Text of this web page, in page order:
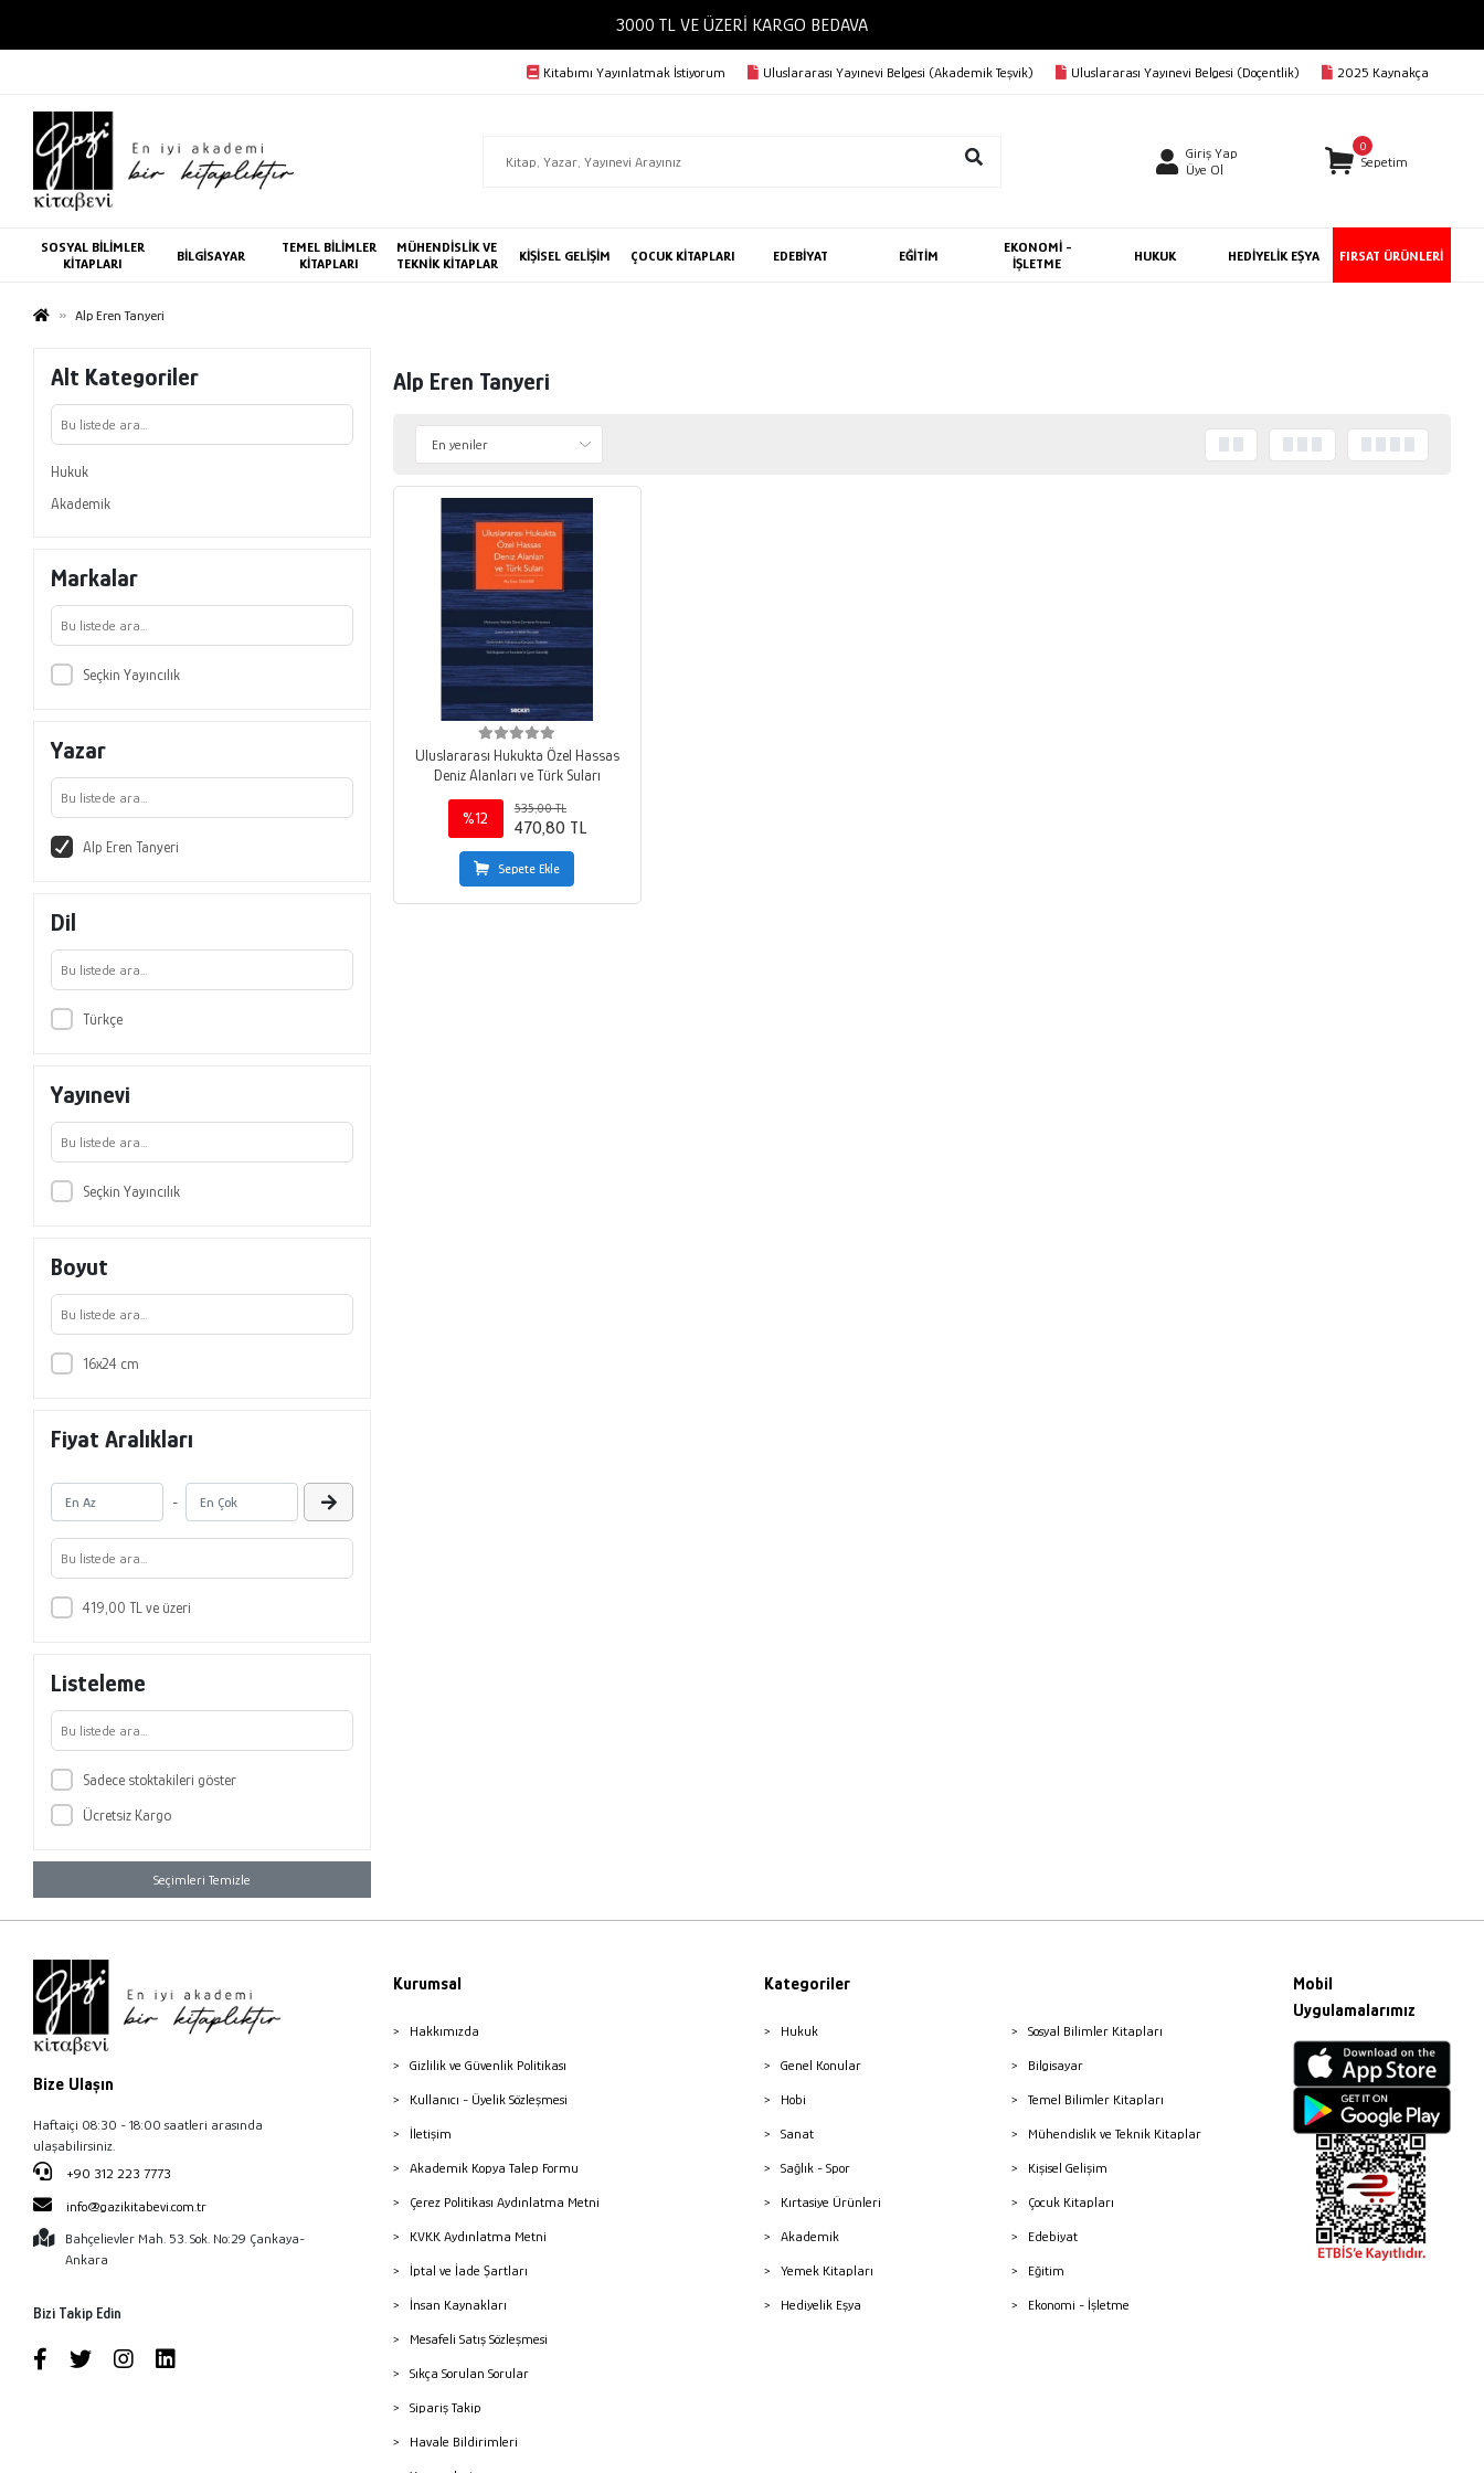
3000 TL VE ÜZERİ KARGO BEDAVA
Kitabımı Yayınlatmak İstiyorum Uluslararası Yayınevi Belgesi (Akademik Teşvik) Uluslararası Yayınevi Belgesi (Doçentlik) 2025 Kaynakça
Giriş Yap
Üye Ol
0
Sepetim
SOSYAL BİLİMLER
KİTAPLARI
BİLGİSAYAR
TEMEL BİLİMLER
KİTAPLARI
MÜHENDİSLİK VE
TEKNİK KİTAPLAR
KİŞİSEL GELİŞİM ÇOCUK KİTAPLARI EDEBİYAT EĞİTİM
EKONOMİ -
İŞLETME
HUKUK HEDİYELİK EŞYA FIRSAT ÜRÜNLERİ
Alp Eren Tanyeri
Alt Kategoriler
Hukuk
Akademik
Markalar
Seçkin Yayıncılık
Yazar
Alp Eren Tanyeri
Dil
Türkçe
Yayınevi
Seçkin Yayıncılık
Boyut
16x24 cm
Fiyat Aralıkları
-
419,00 TL ve üzeri
Listeleme
Sadece stoktakileri göster
Ücretsiz Kargo
Seçimleri Temizle
Alp Eren Tanyeri
Uluslararası Hukukta Özel Hassas
Deniz Alanları ve Türk Suları
%12
535,00 TL
470,80 TL
Sepete Ekle
Bize Ulaşın
Haftaiçi 08:30 - 18:00 saatleri arasında
ulaşabilirsiniz.
+90 312 223 7773
info@gazikitabevi.com.tr
Bahçelievler Mah. 53. Sok. No:29 Çankaya-
Ankara
Bizi Takip Edin
Kurumsal
Hakkımızda
Gizlilik ve Güvenlik Politikası
Kullanıcı - Üyelik Sözleşmesi
İletişim
Akademik Kopya Talep Formu
Çerez Politikası Aydınlatma Metni
KVKK Aydınlatma Metni
İptal ve İade Şartları
İnsan Kaynakları
Mesafeli Satış Sözleşmesi
Sıkça Sorulan Sorular
Sipariş Takip
Havale Bildirimleri
Kategoriler
Hukuk
Genel Konular
Hobi
Sanat
Sağlık - Spor
Kırtasiye Ürünleri
Akademik
Yemek Kitapları
Hediyelik Eşya
Sosyal Bilimler Kitapları
Bilgisayar
Temel Bilimler Kitapları
Mühendislik ve Teknik Kitaplar
Kişisel Gelişim
Çocuk Kitapları
Edebiyat
Eğitim
Ekonomi - İşletme
Mobil
Uygulamalarımız